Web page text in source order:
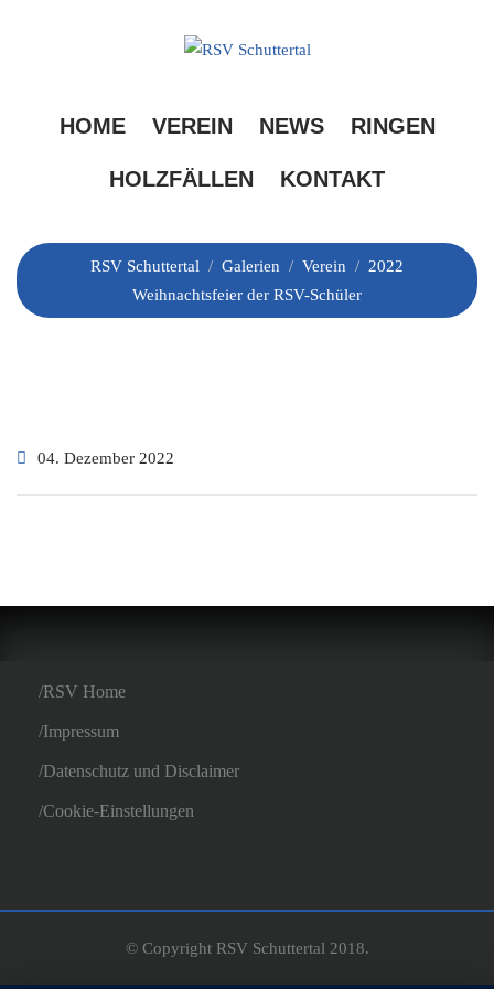
HOME VEREIN NEWS RINGEN
HOLZFÄLLEN KONTAKT
der RSV-Schüler
RSV Schuttertal / Galerien / Verein / 2022
Weihnachtsfeier der RSV-Schüler
04. Dezember 2022
RSV Home
Impressum
Datenschutz und Disclaimer
Cookie-Einstellungen
© Copyright RSV Schuttertal 2018.